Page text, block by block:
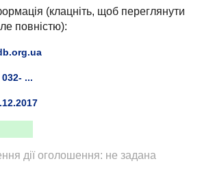
(клацніть, щоб переглянути
повністю):
032- ...
дії оголошення: не задана